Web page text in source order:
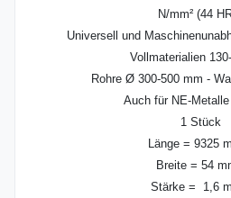
N/mm² (44
Universell und
Vollmaterialien
Rohre Ø 300-500 mm -
Auch für NE-
1 Stück
Länge = 9325
Breite = 54
Stärke = 1,6